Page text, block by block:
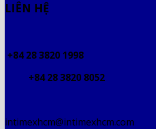
LIÊN HỆ
+84 28 3820 1998
+84 28 3820 8052
intimexhcm@intimexhcm.com